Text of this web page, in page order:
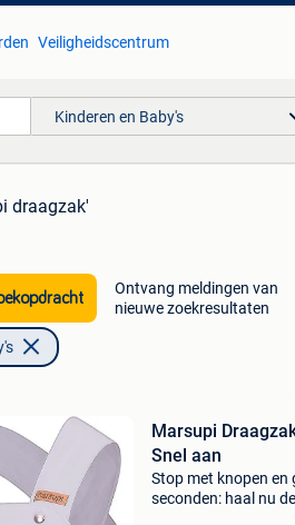
Veiligheidscentrum
Kinderen en Baby's
draagzak'
Ontvang meldingen van
nieuwe zoekresultaten
Marsupi
Snel aan
Stop met knopen en
seconden: haal nu